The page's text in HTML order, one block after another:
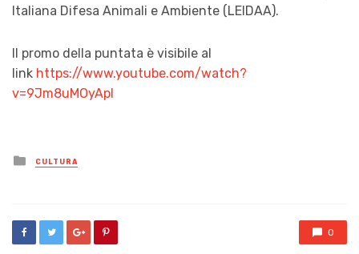
Italiana Difesa Animali e Ambiente (LEIDAA).
Il promo della puntata è visibile al
link https://www.youtube.com/watch?
v=9Jm8uMOyApI
Posted
in
CULTURA
0